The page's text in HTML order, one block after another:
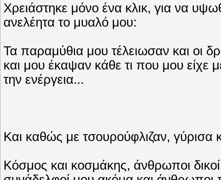
Χρειάστηκε μόνο ένα κλικ, για να
ανελέητα το μυαλό μου:
Τα παραμύθια μου τέλειωσαν και οι
και μου έκαψαν κάθε τι που μου είχε
την ενέργεια...
Και καθώς με τσουρούφλιζαν, γύρισα
Κόσμος και κοσμάκης, άνθρωποι